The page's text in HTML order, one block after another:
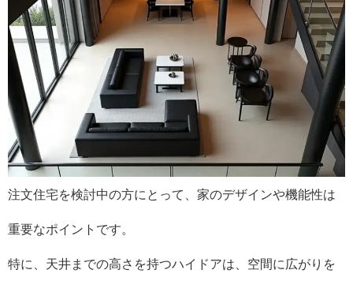
注文住宅を検討中の方にとって、家のデザインや機能性は
重要なポイントです。
特に、天井までの高さを持つハイドアは、空間に広がりを